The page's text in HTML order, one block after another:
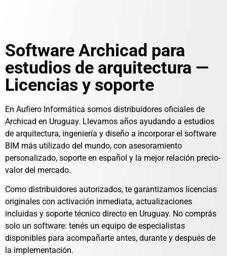
Software Archicad para
estudios de arquitectura —
Licencias y soporte
En Aufiero Informática somos distribuidores oficiales de
Archicad en Uruguay. Llevamos años ayudando a estudios
de arquitectura, ingeniería y diseño a incorporar el software
BIM más utilizado del mundo, con asesoramiento
personalizado, soporte en español y la mejor relación precio-
valor del mercado.
Como distribuidores autorizados, te garantizamos licencias
originales con activación inmediata, actualizaciones
incluidas y soporte técnico directo en Uruguay. No comprás
solo un software: tenés un equipo de especialistas
disponibles para acompañarte antes, durante y después de
la implementación.